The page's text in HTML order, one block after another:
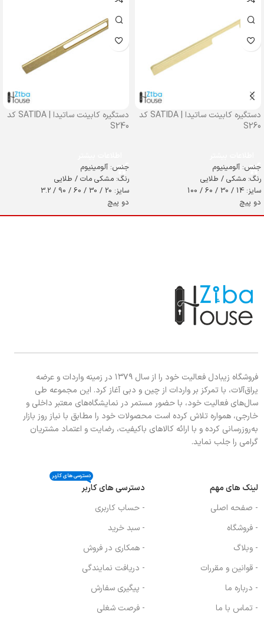
دستگیره کابینت ساتیدا | SATIDA کد
S260
جنس: آلومینیوم
رنگ: مشکی / طلایی
سایز: 14 / 30 / 60 / 100
دو پیچ
تولید ایران
دستگیره کابینت ساتیدا | SATIDA کد
S240
جنس: آلومینیوم
رنگ: مشکی مات / طلایی
سایز: 20 / 30 / 60 / 90 / 3.2
دو پیچ
تولید ایران
فروشگاه زیبادل فعالیت خود را از سال ۱۳۷۹ در زمینه واردات و عرضه
یراق‌آلات، با تمرکز بر واردات از چین و دبی آغاز کرد. این مجموعه طی
سال‌های فعالیت خود، با حضور مستمر در نمایشگاه‌های معتبر داخلی و
خارجی، همواره تلاش کرده است محصولات خود را مطابق با نیاز روز بازار
به‌روزرسانی کرده و با ارائه کالاهای باکیفیت، رضایت و اعتماد مشتریان
گرامی را جلب نماید.
لینک های مهم
- صفحه اصلی
- فروشگاه
- وبلاگ
- قوانین و مقررات
- درباره ما
- تماس با ما
دسترسی های کاربر
دسترسی های کاربر
- حساب کاربری
- سبد خرید
- همکاری در فروش
- دریافت نمایندگی
- پیگیری سفارش
- فرصت شغلی